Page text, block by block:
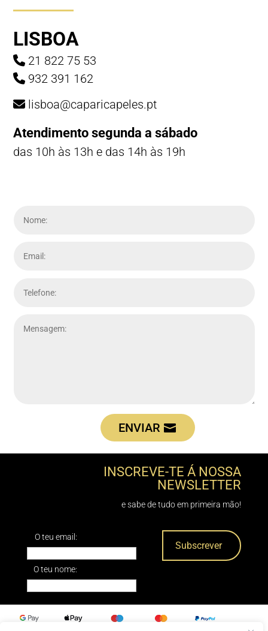
LISBOA
21 822 75 53
932 391 162
lisboa@caparicapeles.pt
Atendimento segunda a sábado
das 10h às 13h e das 14h às 19h
ENVIAR
INSCREVE-TE Á NOSSA
NEWSLETTER
e sabe de tudo em primeira mão!
O teu email:
O teu nome: